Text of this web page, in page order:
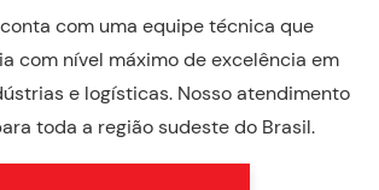
com uma equipe técnica que
com nível máximo de excelência em
e logísticas. Nosso atendimento
toda a região sudeste do Brasil.